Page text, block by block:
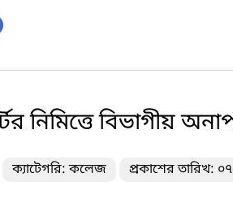
নিমিত্তে বিভাগীয়
ক্যাটেগরি: কলেজ প্রকাশের তারিখ: